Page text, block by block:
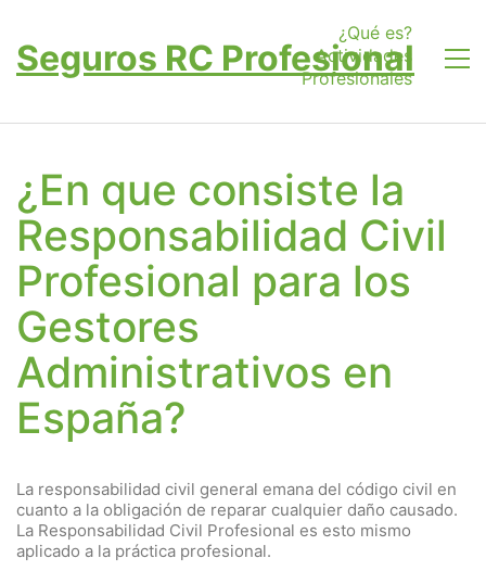
Seguros RC Profesional
¿Qué es?
Actividades
Profesionales
¿En que consiste la
Responsabilidad Civil
Profesional para los
Gestores
Administrativos en
España?
La responsabilidad civil general emana del código civil en
cuanto a la obligación de reparar cualquier daño causado.
La Responsabilidad Civil Profesional es esto mismo
aplicado a la práctica profesional.